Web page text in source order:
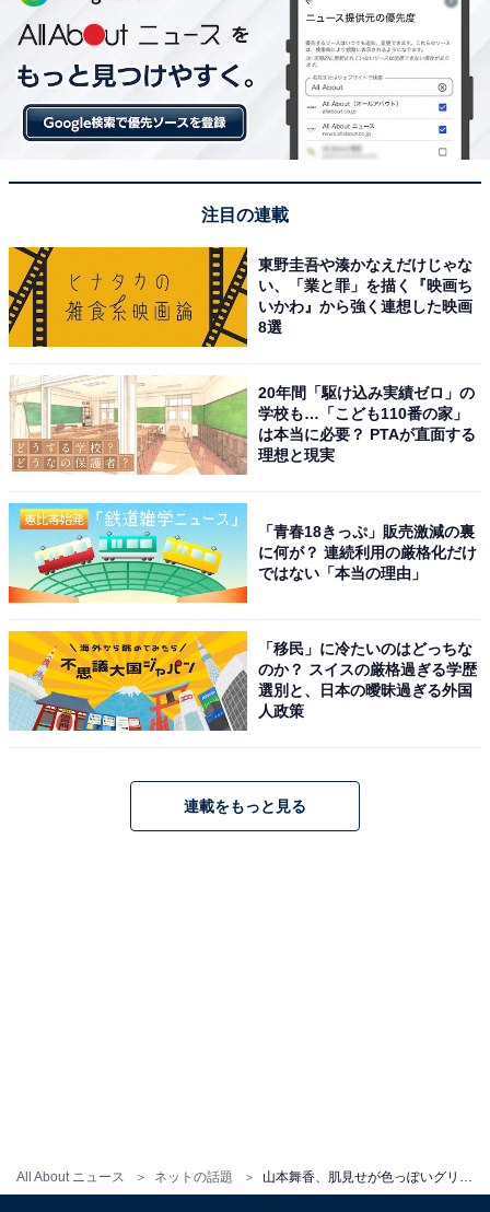
All About ニュース ネットの話題
注目の連載
東野圭吾や湊かなえだけじゃな
い、「業と罪」を描く『映画ち
いかわ』から強く連想した映画
8選
20年間「駆け込み実績ゼロ」の
学校も…「こども110番の家」
は本当に必要？ PTAが直面する
理想と現実
「青春18きっぷ」販売激減の裏
に何が？ 連続利用の厳格化だけ
ではない「本当の理由」
「移民」に冷たいのはどっちな
のか？ スイスの厳格過ぎる学歴
選別と、日本の曖昧過ぎる外国
人政策
連載をもっと見る